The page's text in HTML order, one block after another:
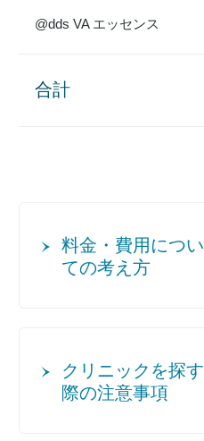
@dds VA エッセンス
合計
料金・費用につい
ての考え方
クリニックを探す
際の注意事項